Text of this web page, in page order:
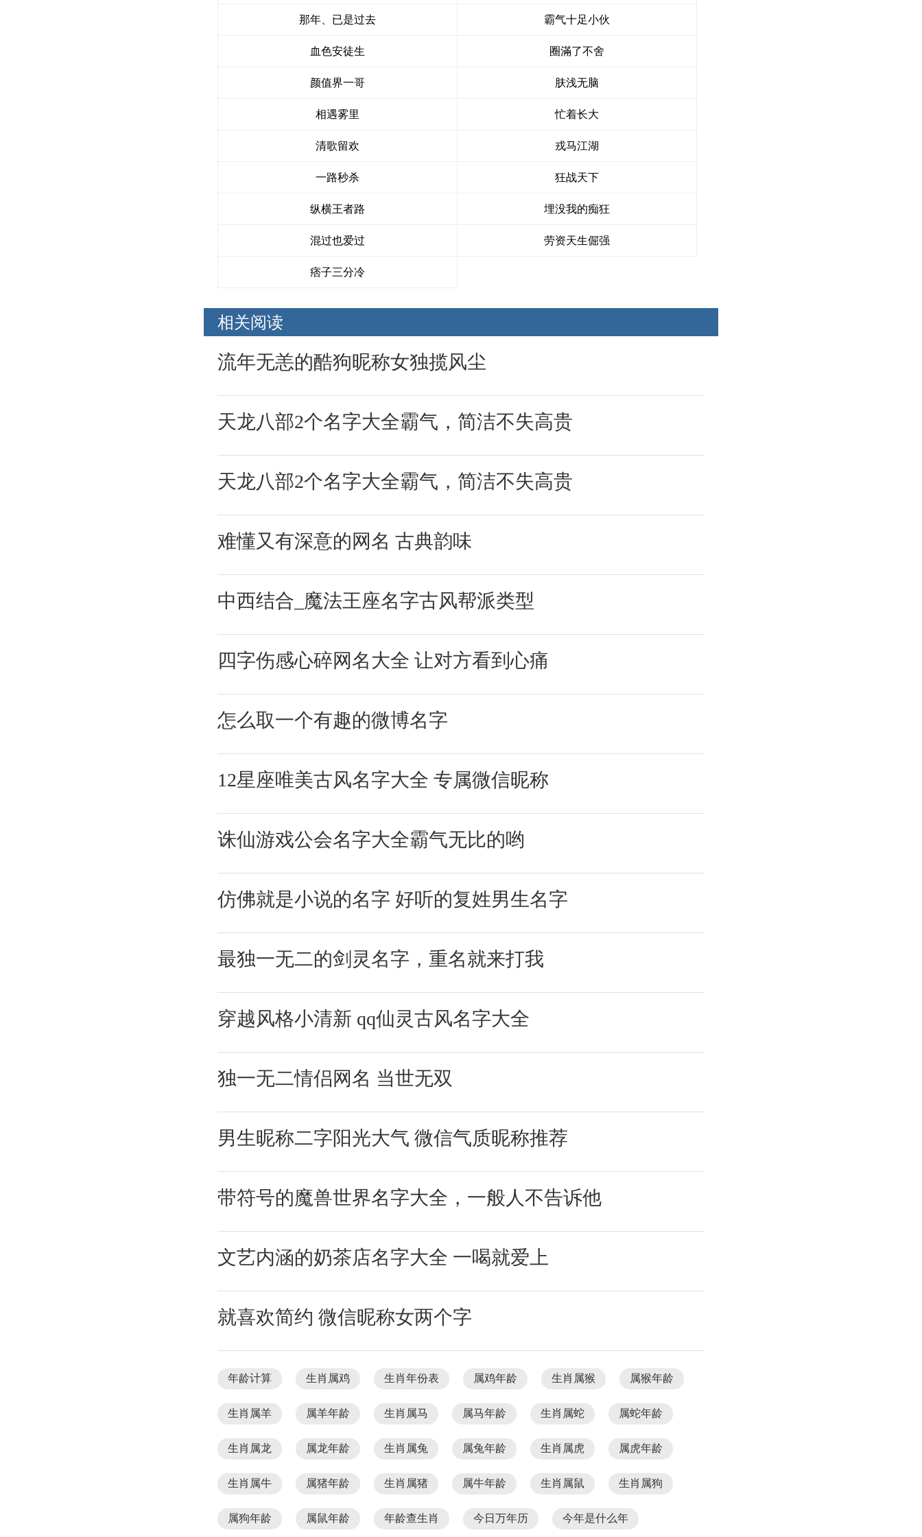
那年、已是过去 霸气十足小伙
血色安徒生 圈滿了不舍
颜值界一哥 肤浅无脑
相遇雾里 忙着长大
清歌留欢 戎马江湖
一路秒杀 狂战天下
纵横王者路 埋没我的痴狂
混过也爱过 劳资天生倔强
痞子三分冷
相关阅读
流年无恙的酷狗昵称女独揽风尘
天龙八部2个名字大全霸气，简洁不失高贵
天龙八部2个名字大全霸气，简洁不失高贵
难懂又有深意的网名 古典韵味
中西结合_魔法王座名字古风帮派类型
四字伤感心碎网名大全 让对方看到心痛
怎么取一个有趣的微博名字
12星座唯美古风名字大全 专属微信昵称
诛仙游戏公会名字大全霸气无比的哟
仿佛就是小说的名字 好听的复姓男生名字
最独一无二的剑灵名字，重名就来打我
穿越风格小清新 qq仙灵古风名字大全
独一无二情侣网名 当世无双
男生昵称二字阳光大气 微信气质昵称推荐
带符号的魔兽世界名字大全，一般人不告诉他
文艺内涵的奶茶店名字大全 一喝就爱上
就喜欢简约 微信昵称女两个字
年龄计算 生肖属鸡 生肖年份表 属鸡年龄 生肖属猴 属猴年龄
生肖属羊 属羊年龄 生肖属马 属马年龄 生肖属蛇 属蛇年龄
生肖属龙 属龙年龄 生肖属兔 属兔年龄 生肖属虎 属虎年龄
生肖属牛 属猪年龄 生肖属猪 属牛年龄 生肖属鼠 生肖属狗
属狗年龄 属鼠年龄 年龄查生肖 今日万年历 今年是什么年